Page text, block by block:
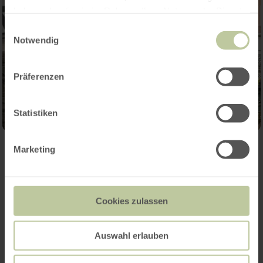
Einwilligungsauswahl
Notwendig
Präferenzen
Statistiken
Marketing
Cookies zulassen
Auswahl erlauben
Meer informatie